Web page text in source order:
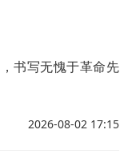
书写无愧于革命先
2026-08-02 17:15